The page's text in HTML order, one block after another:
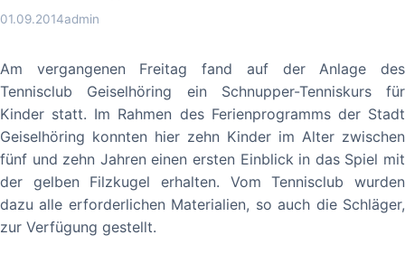
01.09.2014admin
Am vergangenen Freitag fand auf der Anlage des
Tennisclub Geiselhöring ein Schnupper-Tenniskurs für
Kinder statt. Im Rahmen des Ferienprogramms der Stadt
Geiselhöring konnten hier zehn Kinder im Alter zwischen
fünf und zehn Jahren einen ersten Einblick in das Spiel mit
der gelben Filzkugel erhalten. Vom Tennisclub wurden
dazu alle erforderlichen Materialien, so auch die Schläger,
zur Verfügung gestellt.